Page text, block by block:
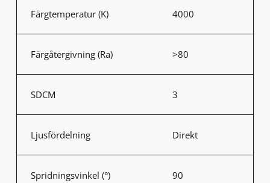
Färgtemperatur (K) 4000
Färgåtergivning (Ra) >80
SDCM 3
Ljusfördelning Direkt
Spridningsvinkel (°) 90